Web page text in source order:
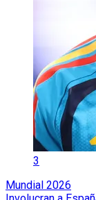
3
Mundial 2026